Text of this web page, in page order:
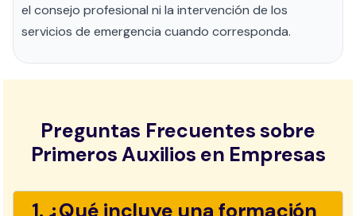
el consejo profesional ni la intervención de los
servicios de emergencia cuando corresponda.
Preguntas Frecuentes sobre
Primeros Auxilios en Empresas
1. ¿Qué incluye una formación